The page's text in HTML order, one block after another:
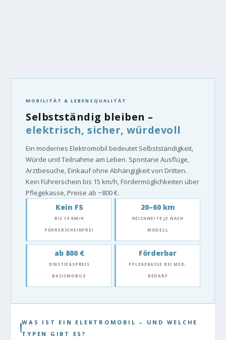
MOBILITÄT & LEBENSQUALITÄT
Selbstständig bleiben –
elektrisch, sicher, würdevoll
Ein modernes Elektromobil bedeutet Selbstständigkeit,
Würde und Teilnahme am Leben. Spontane Ausflüge,
Arztbesuche, Einkauf ohne Abhängigkeit von Dritten.
Kein Führerschein bis 15 km/h, Fördermöglichkeiten über
Pflegekasse, Preise ab ~800 €.
Kein FS
BIS 15 KM/H
FÜHRERSCHEINFREI
20–60 km
REICHWEITE JE NACH
MODELL
ab 800 €
EINSTIEGSPREIS
BASISMOBILE
Förderbar
PFLEGEKASSE BEI MED.
BEDARF
WAS IST EIN ELEKTROMOBIL – UND WELCHE
TYPEN GIBT ES?